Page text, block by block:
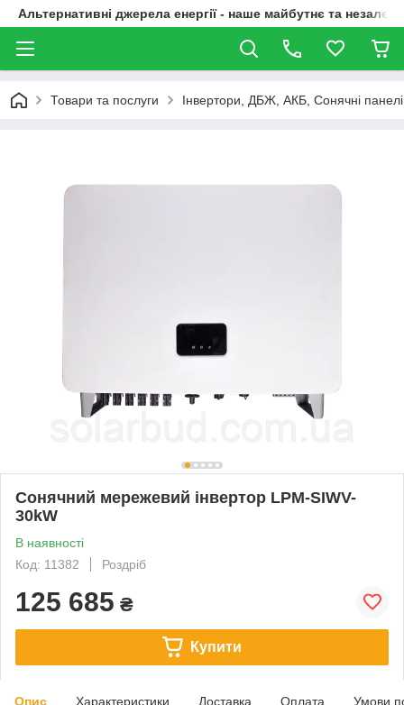
Альтернативні джерела енергії - наше майбутнє та
Товари та послуги Інвертори, ДБЖ, АКБ, Сонячні
Сонячний мережевий інвертор LPM-SIWV-
30kW
В наявності
Код: 11382
Роздріб
125 685 ₴
Купити
Опис Характеристики Доставка Оплата Умови